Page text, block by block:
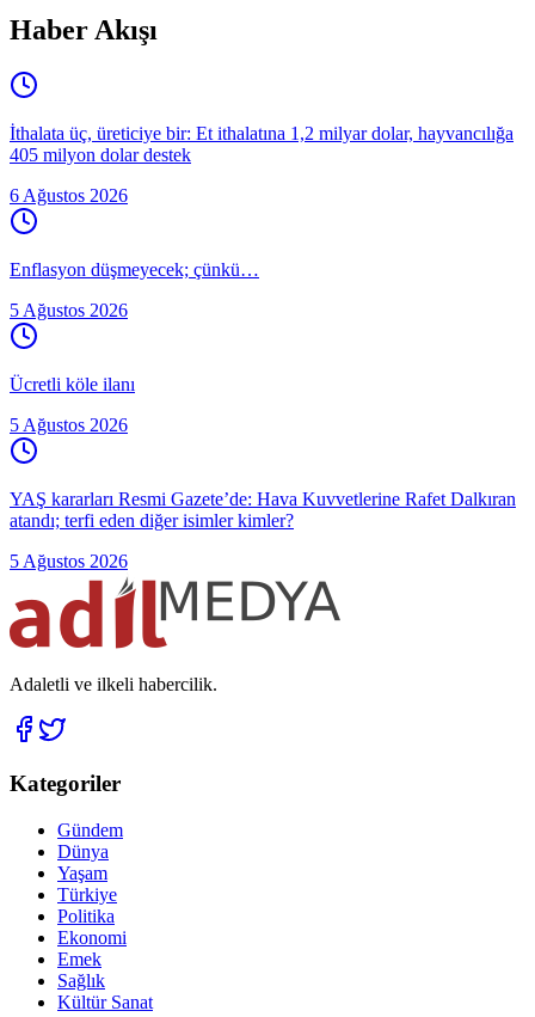
Haber Akışı
İthalata üç, üreticiye bir: Et ithalatına 1,2 milyar dolar, hayvancılığa
405 milyon dolar destek
6 Ağustos 2026
Enflasyon düşmeyecek; çünkü…
5 Ağustos 2026
Ücretli köle ilanı
5 Ağustos 2026
YAŞ kararları Resmi Gazete’de: Hava Kuvvetlerine Rafet Dalkıran
atandı; terfi eden diğer isimler kimler?
5 Ağustos 2026
Adaletli ve ilkeli habercilik.
Kategoriler
Gündem
Dünya
Yaşam
Türkiye
Politika
Ekonomi
Emek
Sağlık
Kültür Sanat